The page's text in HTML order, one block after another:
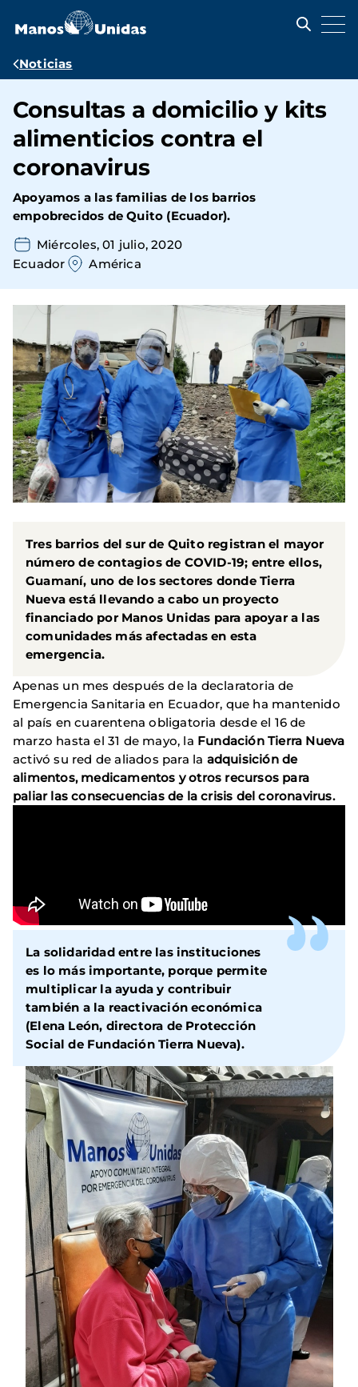
contenido
Ruta
navegación
Noticias
Consultas a domicilio y kits
alimenticios contra el
coronavirus
Apoyamos a las familias de los barrios
empobrecidos de Quito (Ecuador).
Miércoles, 01 julio, 2020
Ecuador
América
Tres barrios del sur de Quito registran el mayor
número de contagios de COVID-19; entre ellos,
Guamaní, uno de los sectores donde Tierra
Nueva está llevando a cabo un proyecto
financiado por Manos Unidas para apoyar a las
comunidades más afectadas en esta
emergencia.
Apenas un mes después de la declaratoria de
Emergencia Sanitaria en Ecuador, que ha mantenido
al país en cuarentena obligatoria desde el 16 de
marzo hasta el 31 de mayo, la Fundación Tierra Nueva
activó su red de aliados para la adquisición de
alimentos,medicamentos y otros recursos para
paliar las consecuencias de la crisis del coronavirus.
La solidaridad entre las instituciones
es lo más importante, porque permite
multiplicar la ayuda y contribuir
también a la reactivación económica
(Elena León, directora de Protección
Social de Fundación Tierra Nueva).